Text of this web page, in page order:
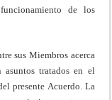
de los
sus Miembros acerca
asuntos tratados en el
presente Acuerdo. La